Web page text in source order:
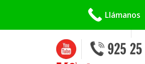
Llámanos